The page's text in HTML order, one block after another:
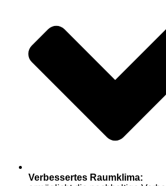
Verbessertes Raumklima: